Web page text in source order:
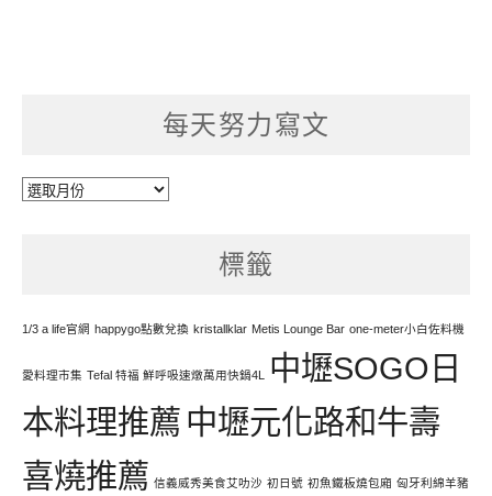
每天努力寫文
每
標籤
1/3 a life官網 happygo點數兌換 kristallklar Metis Lounge Bar one-meter小白佐料機
愛料理市集 Tefal 特福 鮮呼吸速燉萬用快鍋4L
中壢SOGO日
本料理推薦 中壢元化路和牛壽
喜燒推薦 信義威秀美食艾叻沙 初日號 初魚鐵板燒包廂 匈牙利綿羊豬